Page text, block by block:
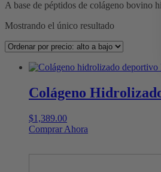
A base de péptidos de colágeno bovino
Mostrando el único resultado
Colágeno
$1,389.00
Comprar Ahora